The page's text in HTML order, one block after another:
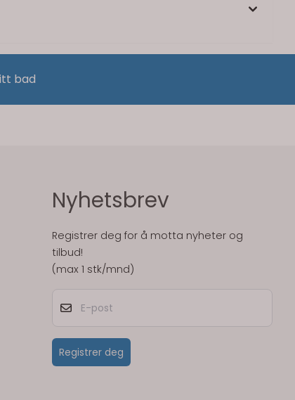
bad
Nyhetsbrev
Registrer deg for å motta nyheter og
tilbud!
(max 1 stk/mnd)
Registrer deg